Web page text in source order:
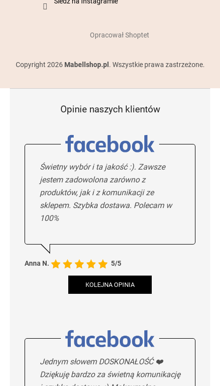
Opracował Shoptet
Copyright 2026 Mabellshop.pl . Wszystkie prawa zastrzeżone.
Opinie naszych klientów
Świetny wybór i ta jakość :). Zawsze
jestem zadowolona zarówno z
produktów, jak i z komunikacji ze
sklepem. Szybka dostawa. Polecam w
100%
Anna N. 5/5
KOLEJNA OPINIA
Jednym słowem DOSKONAŁOŚĆ ❤️
Dziękuję bardzo za świetną komunikację